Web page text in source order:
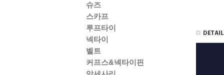
슈즈
스카프
루프타이
넥타이
벨트
커프스&넥타이핀